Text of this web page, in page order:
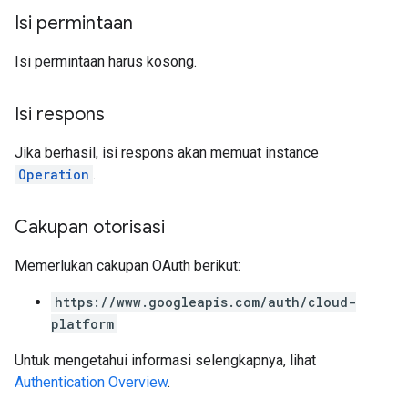
Isi permintaan
Isi permintaan harus kosong.
Isi respons
Jika berhasil, isi respons akan memuat instance
Operation .
Cakupan otorisasi
Memerlukan cakupan OAuth berikut:
https://www.googleapis.com/auth/cloud-
platform
Untuk mengetahui informasi selengkapnya, lihat
Authentication Overview.